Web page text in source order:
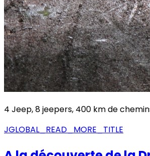
4 Jeep, 8 jeepers, 400 km de
JGLOBAL_READ_MORE_TITLE